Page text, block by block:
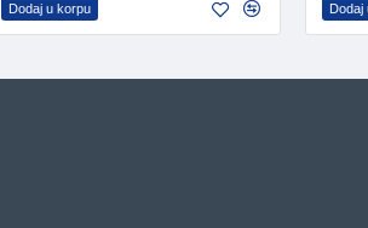
Dodaj u korpu Dodaj